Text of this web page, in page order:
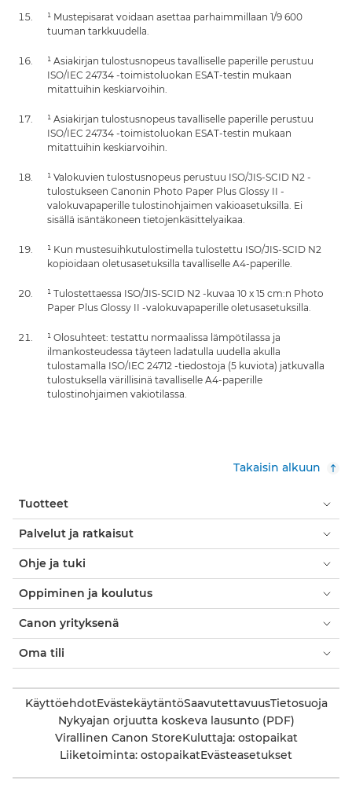
¹ Mustepisarat voidaan asettaa parhaimmillaan 1/9 600
tuuman tarkkuudella.
¹ Asiakirjan tulostusnopeus tavalliselle paperille perustuu
ISO/IEC 24734 -toimistoluokan ESAT-testin mukaan
mitattuihin keskiarvoihin.
¹ Asiakirjan tulostusnopeus tavalliselle paperille perustuu
ISO/IEC 24734 -toimistoluokan ESAT-testin mukaan
mitattuihin keskiarvoihin.
¹ Valokuvien tulostusnopeus perustuu ISO/JIS-SCID N2 -
tulostukseen Canonin Photo Paper Plus Glossy II -
valokuvapaperille tulostinohjaimen vakioasetuksilla. Ei
sisällä isäntäkoneen tietojenkäsittelyaikaa.
¹ Kun mustesuihkutulostimella tulostettu ISO/JIS-SCID N2
kopioidaan oletusasetuksilla tavalliselle A4-paperille.
¹ Tulostettaessa ISO/JIS-SCID N2 -kuvaa 10 x 15 cm:n Photo
Paper Plus Glossy II -valokuvapaperille oletusasetuksilla.
¹ Olosuhteet: testattu normaalissa lämpötilassa ja
ilmankosteudessa täyteen ladatulla uudella akulla
tulostamalla ISO/IEC 24712 -tiedostoja (5 kuviota) jatkuvalla
tulostuksella värillisinä tavalliselle A4-paperille
tulostinohjaimen vakiotilassa.
Takaisin alkuun
Tuotteet
Palvelut ja ratkaisut
Ohje ja tuki
Oppiminen ja koulutus
Canon yrityksenä
Oma tili
KäyttöehdotEvästekäytäntöSaavutettavuusTietosuoja
Nykyajan orjuutta koskeva lausunto (PDF)
Virallinen Canon StoreKuluttaja: ostopaikat
Liiketoiminta: ostopaikatEvästeasetukset